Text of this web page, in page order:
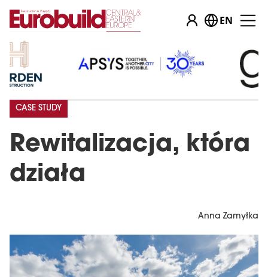
EN
Rewitalizacja, która
działa
CASE STUDY
Anna Zamyłka